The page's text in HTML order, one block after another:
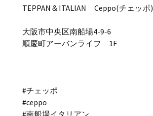
TEPPAN＆ITALIAN Ceppo(チェッポ)
大阪市中央区南船場4-9-6
順慶町アーバンライフ 1F
#チェッポ
#ceppo
#南船場イタリアン